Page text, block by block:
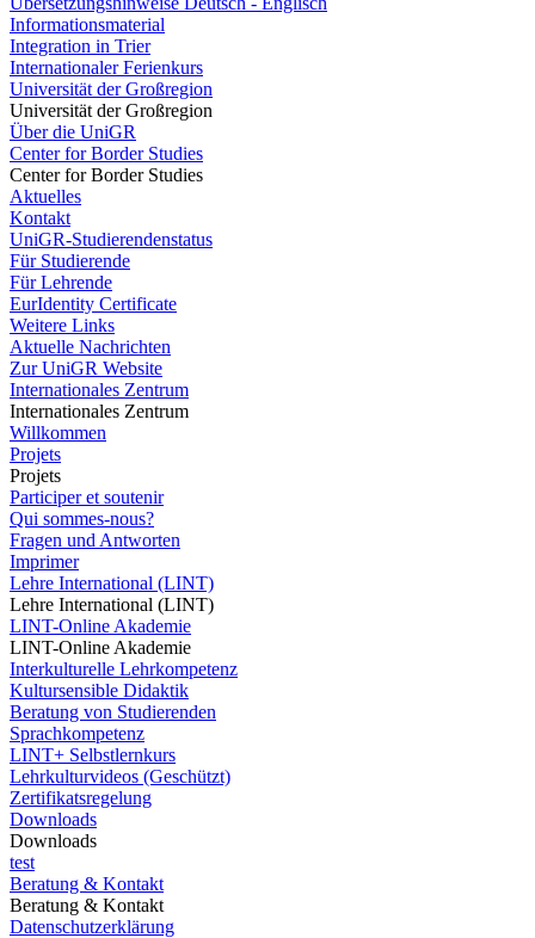
Informationsmaterial
Integration in Trier
Internationaler Ferienkurs
Universität der Großregion
Universität der Großregion
Über die UniGR
Center for Border Studies
Center for Border Studies
Aktuelles
Kontakt
UniGR-Studierendenstatus
Für Studierende
Für Lehrende
EurIdentity Certificate
Weitere Links
Aktuelle Nachrichten
Zur UniGR Website
Internationales Zentrum
Internationales Zentrum
Willkommen
Projets
Projets
Participer et soutenir
Qui sommes-nous?
Fragen und Antworten
Imprimer
Lehre International (LINT)
Lehre International (LINT)
LINT-Online Akademie
LINT-Online Akademie
Interkulturelle Lehrkompetenz
Kultursensible Didaktik
Beratung von Studierenden
Sprachkompetenz
LINT+ Selbstlernkurs
Lehrkulturvideos (Geschützt)
Zertifikatsregelung
Downloads
Downloads
test
Beratung & Kontakt
Beratung & Kontakt
Datenschutzerklärung